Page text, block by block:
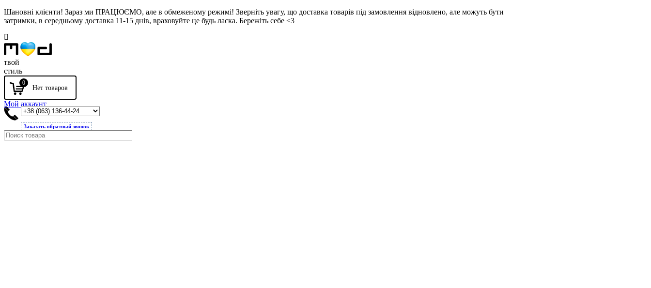
Шановні клієнти! Зараз ми ПРАЦЮЄМО, але в обмеженому режимі! Зверніть увагу, що доставка товарів під замовлення відновлено, але можуть бути
затримки, в середньому доставка 11-15 днів, враховуйте це будь ласка. Бережіть себе <3
твой
стиль
0
Мой аккаунт
Заказать обратный звонок